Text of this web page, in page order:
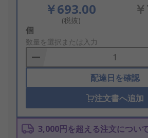
￥693.00
(税抜)
Add
to
Basket
個
数量を選択または入力
配達日を確認
注文書へ追加
3,000円を超える注文につい